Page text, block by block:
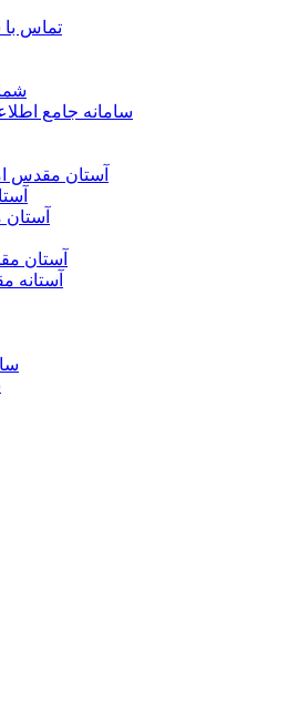
تماس
سامانه جامع
آستان مقدس
آستان